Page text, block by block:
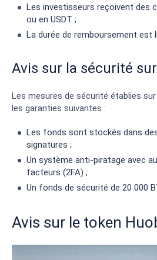
Les investisseurs reçoivent des
ou en USDT ;
La durée de remboursement est
Avis sur la sécurité
Les mesures de sécurité établies
les garanties suivantes :
Les fonds sont stockés dans
signatures ;
Un système anti-piratage avec
facteurs (2FA) ;
Un fonds de sécurité de 20 000
Avis sur le token